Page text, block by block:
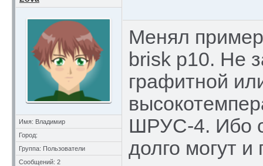
Имя: Владимир
Город:
Группа: Пользователи
Сообщений: 2
Менял
brisk p10. Не
графитной
ШРУС-4. Ибо
долго могут и